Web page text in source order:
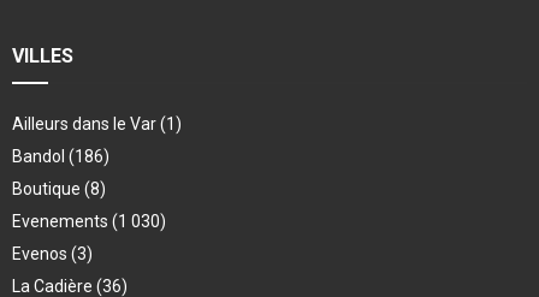
VILLES
Ailleurs dans le Var(1)
Bandol (186)
Boutique (8)
Evenements (1 030)
Evenos (3)
La Cadière (36)